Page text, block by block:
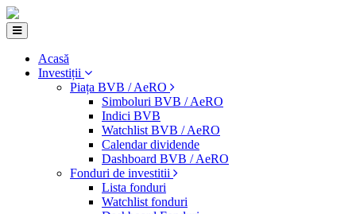
Acasă
Investiții
Piața BVB / AeRO
Simboluri BVB / AeRO
Indici BVB
Watchlist BVB / AeRO
Calendar dividende
Dashboard BVB / AeRO
Fonduri de investitii
Lista fonduri
Watchlist fonduri